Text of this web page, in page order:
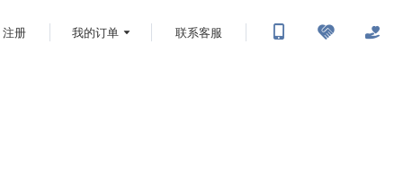
注册 我的订单 联系客服